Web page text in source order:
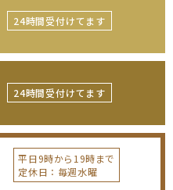
24時間受付けてます
24時間受付けてます
平日9時から19時まで
定休日：毎週水曜